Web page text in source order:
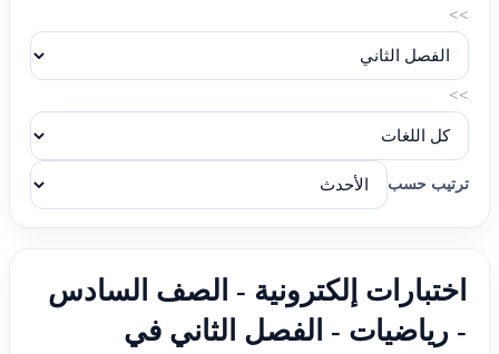
>>
>>
ترتيب حسب
اختبارات إلكترونية - الصف السادس
- رياضيات - الفصل الثاني في